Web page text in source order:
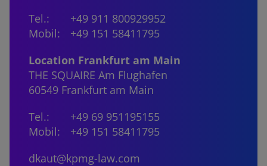
Tel.:
+49 911 800929952
Mobil:
+49 151 58411795
Location Frankfurt am Main
THE SQUAIRE Am Flughafen
60549 Frankfurt am Main
Tel.:
+49 69 951195155
Mobil:
+49 151 58411795
dkaut@kpmg-law.com